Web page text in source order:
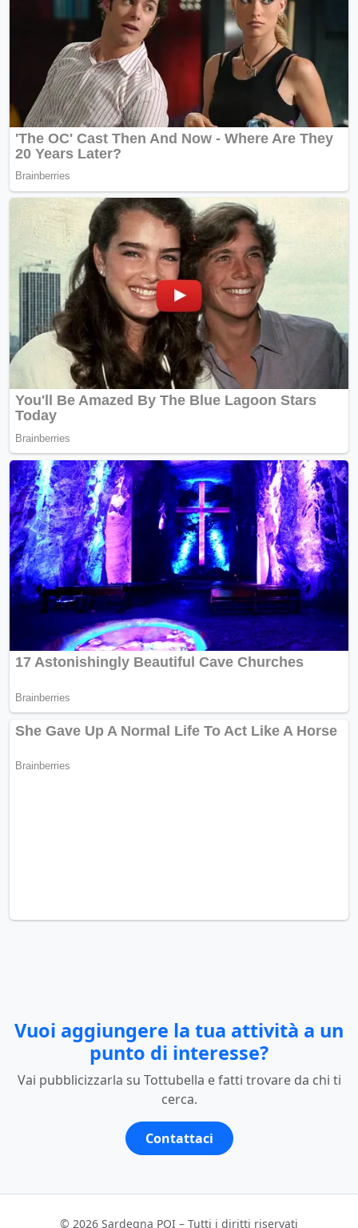
Vuoi aggiungere la tua attività a un
punto di interesse?
Vai pubblicizzarla su Tottubella e fatti trovare da chi ti
cerca.
Contattaci
© 2026 Sardegna POI – Tutti i diritti riservati